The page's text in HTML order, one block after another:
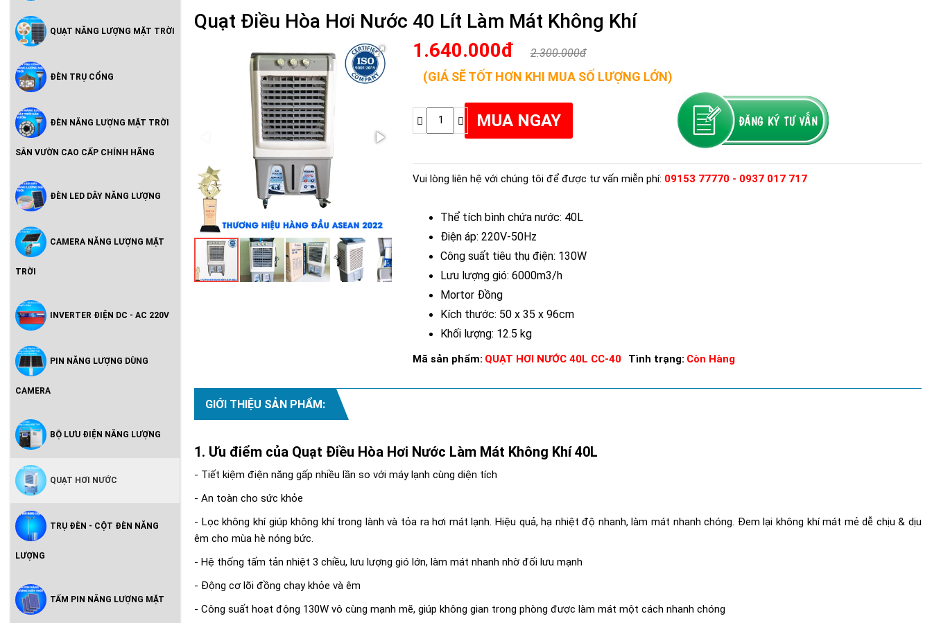
Vườn Cao Cấp Chính Hãng
Hoàng Quốc Bảo - Độ Sáng Cao,
QUẠT NĂNG LƯỢNG MẶT TRỜI
ĐÈN TRỤ CỔNG
ĐÈN NĂNG LƯỢNG MẶT TRỜI
SÂN VƯỜN CAO CẤP CHÍNH HÃNG
ĐÈN LED DÂY NĂNG LƯỢNG
CAMERA NĂNG LƯỢNG MẶT
TRỜI
INVERTER ĐIỆN DC - AC 220V
PIN NĂNG LƯỢNG DÙNG
CAMERA
BỘ LƯU ĐIỆN NĂNG LƯỢNG
QUẠT HƠI NƯỚC
TRỤ ĐÈN - CỘT ĐÈN NĂNG
LƯỢNG
TẤM PIN NĂNG LƯỢNG MẶT
Quạt Điều Hòa Hơi Nước 40 Lít Làm Mát Không Khí
1.640.000đ
2.300.000đ
(GIÁ SẼ TỐT HƠN KHI MUA SỐ LƯỢNG LỚN)
Vui lòng liên hệ với chúng tôi để được tư vấn miễn phí: 09153 77770 - 0937 017 717
Thể tích bình chứa nước: 40L
Điện áp: 220V-50Hz
Công suất tiêu thụ điện: 130W
Lưu lượng gió: 6000m3/h
Mortor Đồng
Kích thước: 50 x 35 x 96cm
Khối lượng: 12.5 kg
Mã sản phẩm: QUẠT HƠI NƯỚC 40L CC-40 Tình trạng: Còn Hàng
GIỚI THIỆU SẢN PHẨM:
Ưu điểm của Quạt Điều Hòa Hơi Nước Làm Mát Không Khí 40L
- Tiết kiệm điện năng gấp nhiều lần so với máy lạnh cùng diện tích
- An toàn cho sức khỏe
- Lọc không khí giúp không khí trong lành và tỏa ra hơi mát lạnh. Hiệu quả, hạ nhiệt độ nhanh, làm mát nhanh chóng. Đem lại không khí mát mẻ dễ chịu & dịu
êm cho mùa hè nóng bức.
- Hệ thống tấm tản nhiệt 3 chiều, lưu lượng gió lớn, làm mát nhanh nhờ đối lưu mạnh
- Động cơ lõi đồng chạy khỏe và êm
- Công suất hoạt động 130W vô cùng mạnh mẽ, giúp không gian trong phòng được làm mát một cách nhanh chóng